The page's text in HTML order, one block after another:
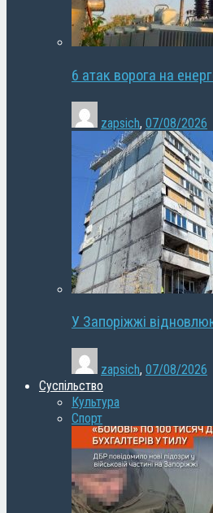
6 атак ворога на
zapsich, 07/08/2026
У Запоріжжі
zapsich, 07/08/2026
Суспільство
Культура
Спорт